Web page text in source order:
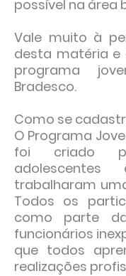
possível na área
Vale muito à
desta matéria e
programa
Bradesco.
Como se
O Programa
foi criado
trabalharam
Todos os
como parte
funcionários
que todos
realizações